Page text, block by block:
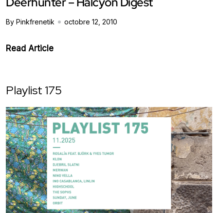
By Pinkfrenetik octobre 12, 2010
Read Article
Playlist 175